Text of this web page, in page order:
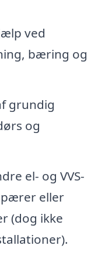
ved
bæring og
grundig
og
el- og VVS-
pærer eller
(dog ikke